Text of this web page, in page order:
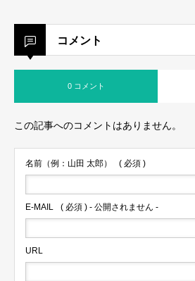
コメント
0 コメント
この記事へのコメントはありません。
名前（例：山田 太郎） ( 必須 )
E-MAIL ( 必須 ) - 公開されません -
URL